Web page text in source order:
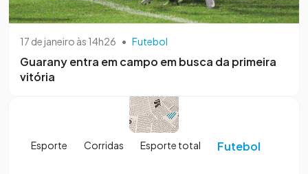
17 de janeiro às 14h26 • Futebol
Guarany entra em campo em busca da primeira
vitória
Esporte Corridas Esporte total Futebol